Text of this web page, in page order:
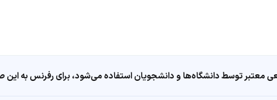
معتبر توسط دانشگاه‌ها و دانشجویان استفاده می‌شود، برای رفرنس به این